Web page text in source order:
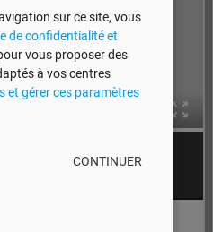
- 2008
sur ce site, vous
de confidentialité et
vous proposer des
à vos centres
et gérer ces paramètres
CONTINUER